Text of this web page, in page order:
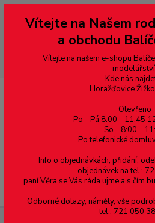
--- pro zákazníky ze Slovenska a jiných
přepněte si e-shop na euro 💶 pro
dobírky – pokud si z nějakého důvodu
domluvě zaslána znovu s opětovnou
případě bude zrušena a účet přidán na
objednávky.
Vítejte na Našem
a obchodu
Vítejte na našem e-shopu
Kde nás
Horažďovice
Otevřeno
Po - Pá 8:00 - 11:45
So - 8:00 -
Po telefonické
Info o objednávkách, přidání,
objednávek na tel.:
paní Věra se Vás ráda ujme a s čím
Odborné dotazy, náměty, vše
tel.: 721 050